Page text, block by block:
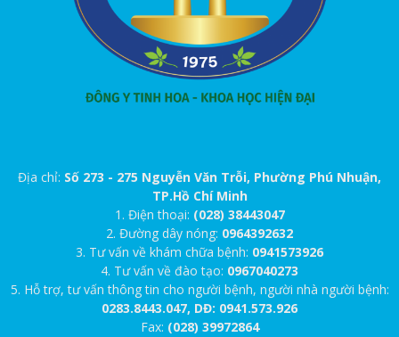
Địa chỉ: Số 273 - 275 Nguyễn Văn Trỗi, Phường Phú Nhuận,
TP.Hồ Chí Minh
1. Điện thoại: (028) 38443047
2. Đường dây nóng: 0964392632
3. Tư vấn về khám chữa bệnh: 0941573926
4. Tư vấn về đào tạo: 0967040273
5. Hỗ trợ, tư vấn thông tin cho người bệnh, người nhà người bệnh:
0283.8443.047, DĐ: 0941.573.926
Fax: (028) 39972864